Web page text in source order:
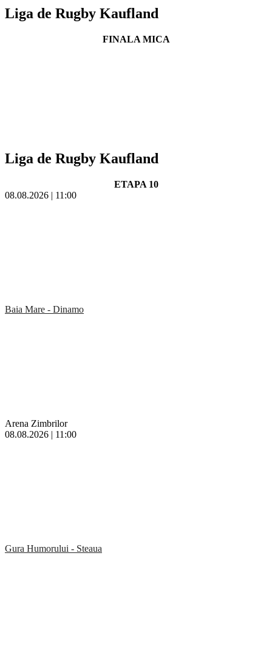
Liga de Rugby Kaufland
FINALA MICA
Liga de Rugby Kaufland
ETAPA 10
08.08.2026 | 11:00
Baia Mare - Dinamo
Arena Zimbrilor
08.08.2026 | 11:00
Gura Humorului - Steaua